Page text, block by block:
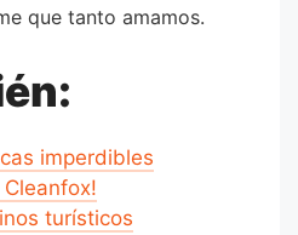
que tanto amamos.
imperdibles
Cleanfox!
turísticos